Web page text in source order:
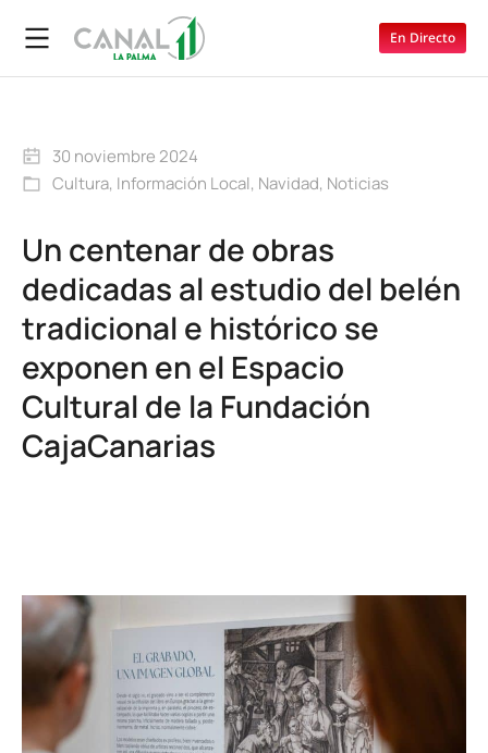
En Directo
30 noviembre 2024
Cultura, Información Local, Navidad, Noticias
Un centenar de obras
dedicadas al estudio del belén
tradicional e histórico se
exponen en el Espacio
Cultural de la Fundación
CajaCanarias